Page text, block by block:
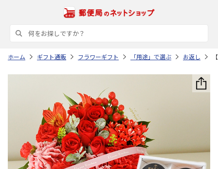
ホーム ギフト通販 フラワーギフト 「用途」で選ぶ お返し